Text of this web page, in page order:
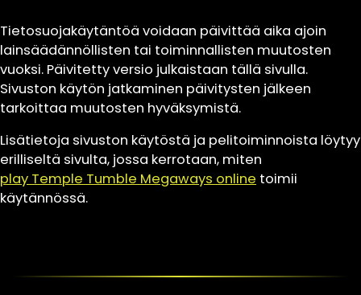
Tietosuojakäytäntöä voidaan päivittää aika ajoin
lainsäädännöllisten tai toiminnallisten muutosten
vuoksi. Päivitetty versio julkaistaan tällä sivulla.
Sivuston käytön jatkaminen päivitysten jälkeen
tarkoittaa muutosten hyväksymistä.
Lisätietoja sivuston käytöstä ja pelitoiminnoista löytyy
erilliseltä sivulta, jossa kerrotaan, miten
play Temple Tumble Megaways online toimii
käytännössä.